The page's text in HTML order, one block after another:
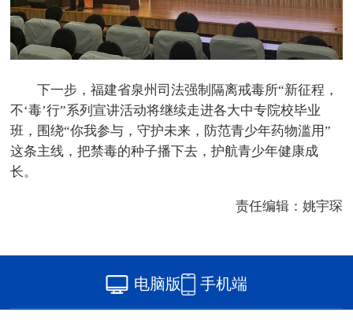
下一步，福建省泉州司法强制隔离戒毒所“新征程，
不‘毒’行”系列宣讲活动将继续走进各大中专院校毕业
班，围绕“你我参与，守护未来，防范青少年药物滥用”
这条主线，把禁毒的种子播下去，护航青少年健康成
长。
责任编辑：姚宇琛
电脑版 手机端